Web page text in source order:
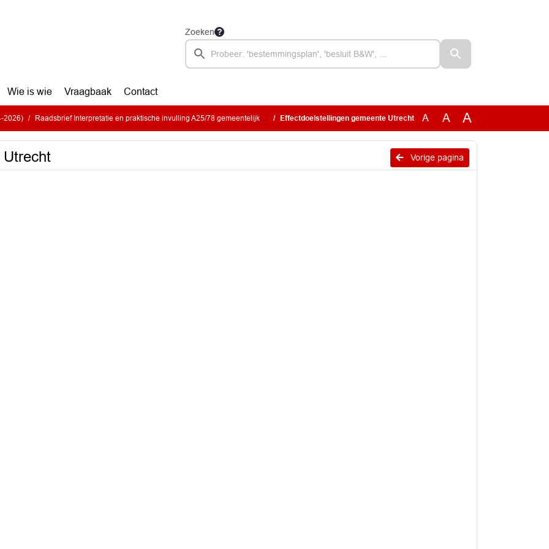
Zoeken
Wie is wie Vraagbaak Contact
2026) Raadsbrief Interpretatie en praktische invulling A25/78 gemeentelijk vastgoed maatschappelijk beleidsondersteunende partijen Effectdoelstellingen gemeente Utrecht A A A
Vorige pagina
Utrecht